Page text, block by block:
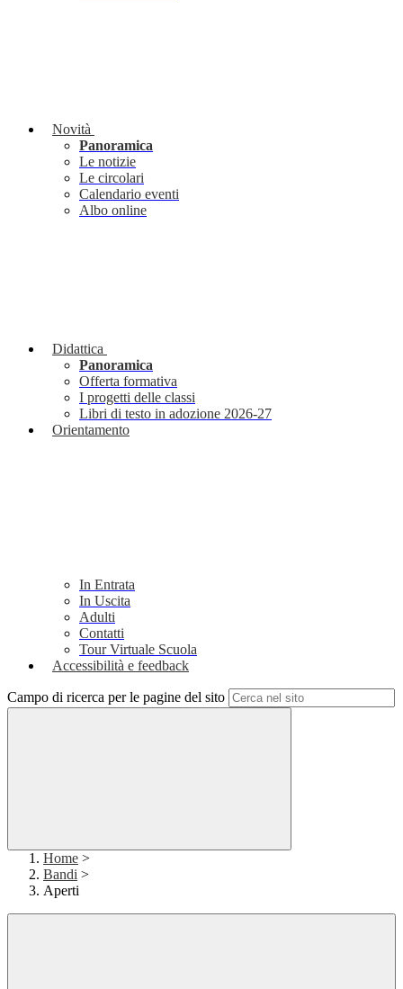
Novità
Panoramica
Le notizie
Le circolari
Calendario eventi
Albo online
Didattica
Panoramica
Offerta formativa
I progetti delle classi
Libri di testo in adozione 2026-27
Orientamento
In Entrata
In Uscita
Adulti
Contatti
Tour Virtuale Scuola
Accessibilità e feedback
Campo di ricerca per le pagine del sito
Home >
Bandi >
Aperti